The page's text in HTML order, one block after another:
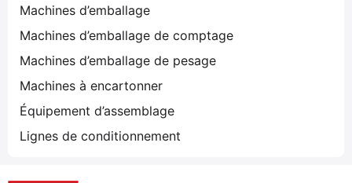
Machines d’emballage
Machines d’emballage de comptage
Machines d’emballage de pesage
Machines à encartonner
Équipement d’assemblage
Lignes de conditionnement